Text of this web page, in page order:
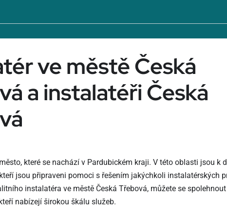
ve městě Česká
a instalatéři Česká
které se nachází v Pardubickém kraji. V této oblasti jsou k
jsou připraveni pomoci s řešením jakýchkoli instalatérských
instalatéra ve městě Česká Třebová, můžete se
nabízejí širokou škálu služeb.